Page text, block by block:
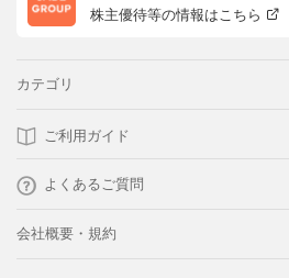
株主優待等の情報はこちら
カテゴリ
ご利用ガイド
よくあるご質問
会社概要・規約